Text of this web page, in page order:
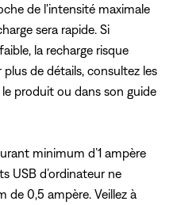
de l'intensité maximale
sera rapide. Si
la recharge risque
de détails, consultez les
produit ou dans son guide
minimum d’1 ampère
USB d’ordinateur ne
de 0,5 ampère. Veillez à